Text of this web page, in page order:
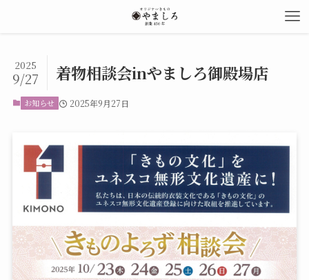
着物相談会inやましろ御殿場店
2025
9/27
お知らせ 2025年9月27日